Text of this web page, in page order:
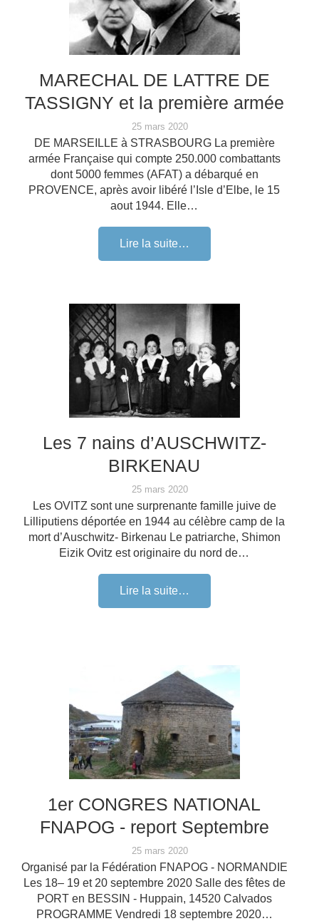
MARECHAL DE LATTRE DE
TASSIGNY et la première armée
25 mars 2020
DE MARSEILLE à STRASBOURG La première
armée Française qui compte 250.000 combattants
dont 5000 femmes (AFAT) a débarqué en
PROVENCE, après avoir libéré l’Isle d’Elbe, le 15
aout 1944. Elle…
Lire la suite…
Les 7 nains d’AUSCHWITZ-
BIRKENAU
25 mars 2020
Les OVITZ sont une surprenante famille juive de
Lilliputiens déportée en 1944 au célèbre camp de la
mort d’Auschwitz- Birkenau Le patriarche, Shimon
Eizik Ovitz est originaire du nord de…
Lire la suite…
1er CONGRES NATIONAL
FNAPOG - report Septembre
25 mars 2020
Organisé par la Fédération FNAPOG - NORMANDIE
Les 18– 19 et 20 septembre 2020 Salle des fêtes de
PORT en BESSIN - Huppain, 14520 Calvados
PROGRAMME Vendredi 18 septembre 2020…